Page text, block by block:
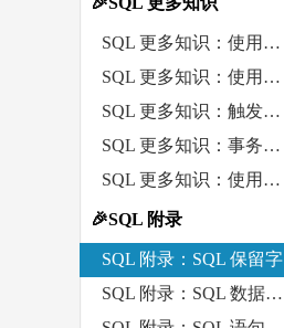
SQL 更多知识：使用存储过程
SQL 更多知识：使用函数 FUNCTION
SQL 更多知识：触发器 Trigger
SQL 更多知识：事务处理
SQL 更多知识：使用游标
🎉SQL 附录
SQL 附录：SQL 保留字
SQL 附录：SQL 数据类型